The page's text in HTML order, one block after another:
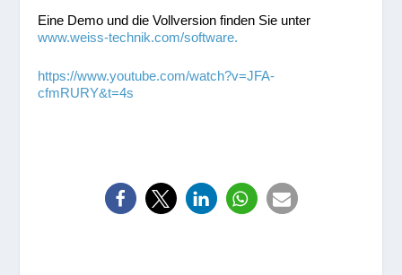
Eine Demo und die Vollversion finden Sie unter
www.weiss-technik.com/software.
https://www.youtube.com/watch?v=JFA-
cfmRURY&t=4s